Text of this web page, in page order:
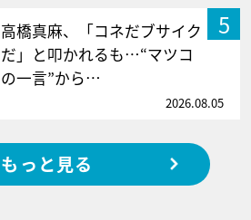
5
高橋真麻、「コネだブサイク
だ」と叩かれるも…“マツコ
の一言”から…
2026.08.05
もっと見る